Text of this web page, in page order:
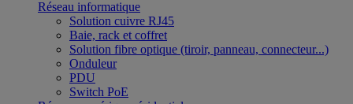
Réseau informatique
Solution cuivre RJ45
Baie, rack et coffret
Solution fibre optique (tiroir, panneau, connecteur...)
Onduleur
PDU
Switch PoE